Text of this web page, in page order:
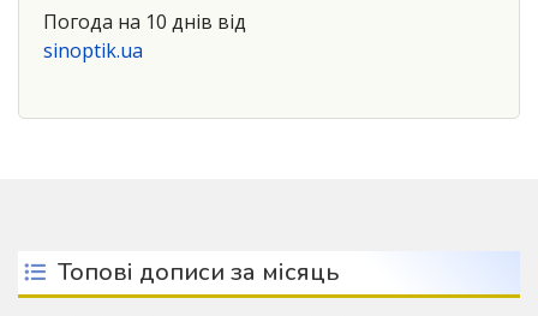
Погода на 10 днів від
sinoptik.ua
Топові дописи за місяць